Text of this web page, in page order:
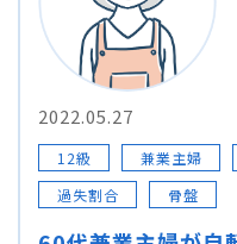
2022.05.27
12級 兼業主婦
過失割合
骨盤